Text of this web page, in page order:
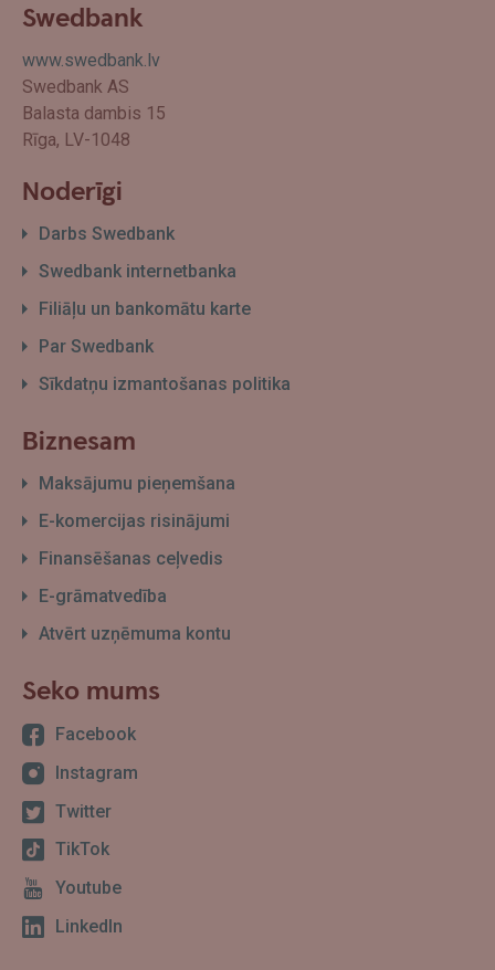
Swedbank
www.swedbank.lv
Swedbank AS
Balasta dambis 15
Rīga, LV-1048
Noderīgi
Darbs Swedbank
Swedbank internetbanka
Filiāļu un bankomātu karte
Par Swedbank
Sīkdatņu izmantošanas politika
Biznesam
Maksājumu pieņemšana
E-komercijas risinājumi
Finansēšanas ceļvedis
E-grāmatvedība
Atvērt uzņēmuma kontu
Seko mums
Facebook
Instagram
Twitter
TikTok
Youtube
LinkedIn